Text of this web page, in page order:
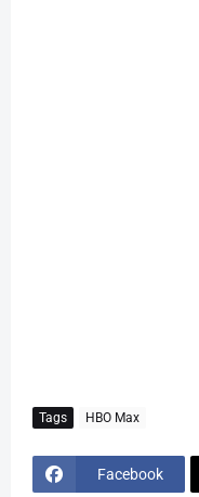
Tags HBO Max
Facebook